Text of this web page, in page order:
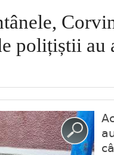
polițiștii au